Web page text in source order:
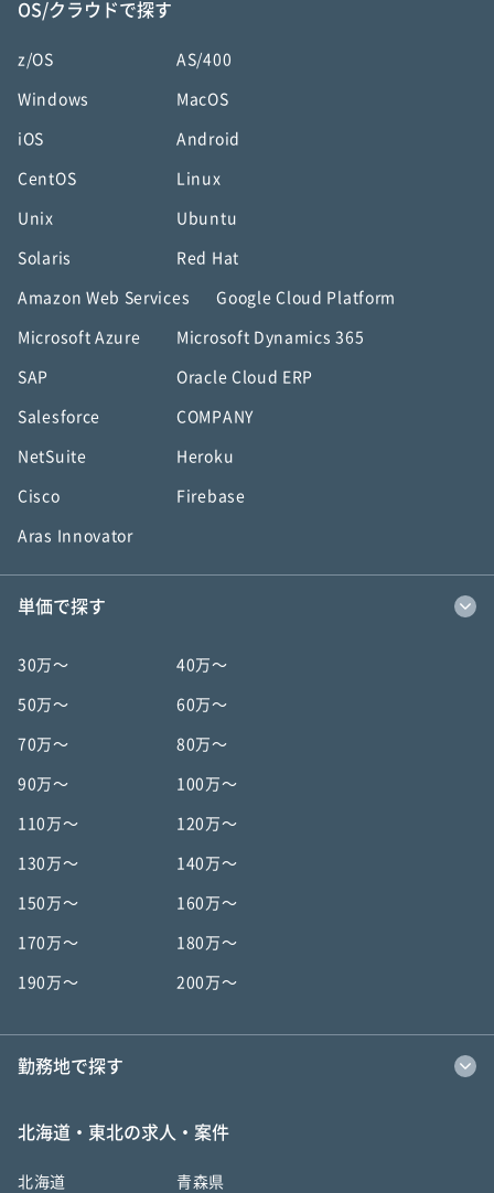
OS/クラウドで探す
z/OS AS/400
Windows MacOS
iOS Android
CentOS Linux
Unix Ubuntu
Solaris Red Hat
Amazon Web Services Google Cloud Platform
Microsoft Azure Microsoft Dynamics 365
SAP Oracle Cloud ERP
Salesforce COMPANY
NetSuite Heroku
Cisco Firebase
Aras Innovator
単価で探す
30万〜 40万〜
50万〜 60万〜
70万〜 80万〜
90万〜 100万〜
110万〜 120万〜
130万〜 140万〜
150万〜 160万〜
170万〜 180万〜
190万〜 200万〜
勤務地で探す
北海道・東北の求人・案件
北海道 青森県